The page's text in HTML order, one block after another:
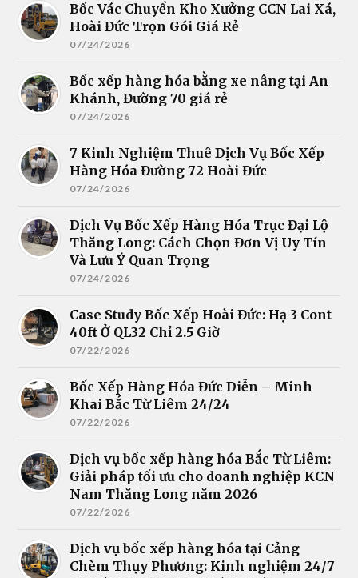
Bốc Vác Chuyển Kho Xưởng CCN Lai Xá,
Hoài Đức Trọn Gói Giá Rẻ
07/24/2026
Bốc xếp hàng hóa bằng xe nâng tại An
Khánh, Đường 70 giá rẻ
07/24/2026
7 Kinh Nghiệm Thuê Dịch Vụ Bốc Xếp
Hàng Hóa Đường 72 Hoài Đức
07/24/2026
Dịch Vụ Bốc Xếp Hàng Hóa Trục Đại Lộ
Thăng Long: Cách Chọn Đơn Vị Uy Tín
Và Lưu Ý Quan Trọng
07/24/2026
Case Study Bốc Xếp Hoài Đức: Hạ 3 Cont
40ft Ở QL32 Chỉ 2.5 Giờ
07/22/2026
Bốc Xếp Hàng Hóa Đức Diễn – Minh
Khai Bắc Từ Liêm 24/24
07/22/2026
Dịch vụ bốc xếp hàng hóa Bắc Từ Liêm:
Giải pháp tối ưu cho doanh nghiệp KCN
Nam Thăng Long năm 2026
07/22/2026
Dịch vụ bốc xếp hàng hóa tại Cảng
Chèm Thụy Phương: Kinh nghiệm 24/7